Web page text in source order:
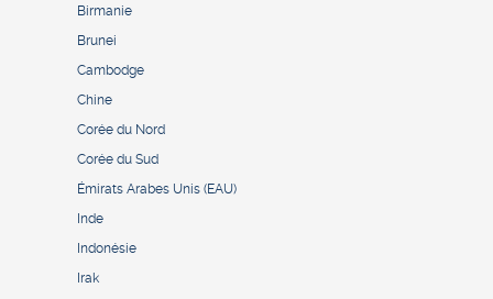
Birmanie
Brunei
Cambodge
Chine
Corée du Nord
Corée du Sud
Émirats Arabes Unis (EAU)
Inde
Indonésie
Irak